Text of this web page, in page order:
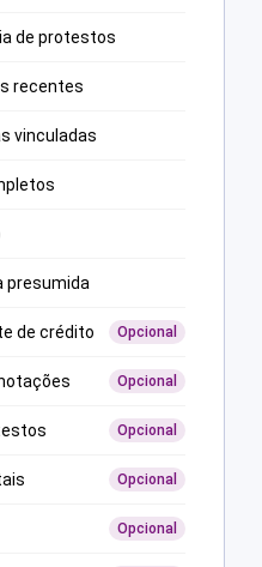
de protestos
recentes
vinculadas
presumida
de crédito Opcional
Opcional
Opcional
Opcional
Opcional